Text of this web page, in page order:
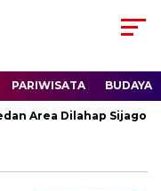
PARIWISATA BUDAYA
Area Dilahap Sijago